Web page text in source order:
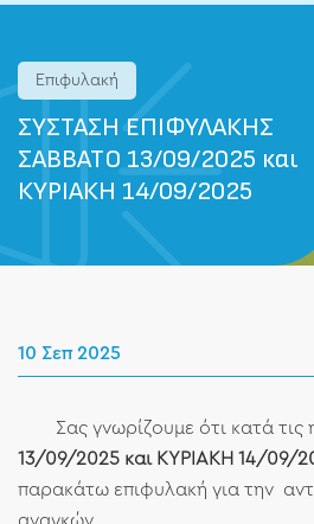
Επιφυλακή
ΣΥΣΤΑΣΗ ΕΠΙΦΥΛΑΚΗΣ
ΣΑΒΒΑΤΟ 13/09/2025 και
ΚΥΡΙΑΚΗ 14/09/2025
10 Σεπ 2025
Σας γνωρίζουμε ότι κατά τις
13/09/2025 και ΚΥΡΙΑΚΗ 14/09/
παρακάτω επιφυλακή για την